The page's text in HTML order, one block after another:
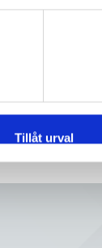
Tillåt urval